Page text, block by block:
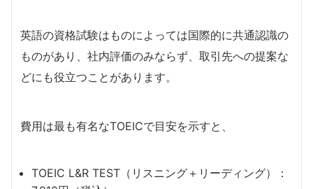
英語の資格試験はものによっては国際的に共通認識の
ものがあり、社内評価のみならず、取引先への提案な
どにも役立つことがあります。
費用は最も有名なTOEICで目安を示すと、
TOEIC L&R TEST（リスニング＋リーディング）：